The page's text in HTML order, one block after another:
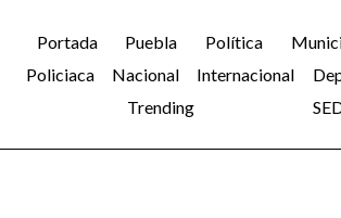
Portada Puebla Política
Policiaca
Nacional Internacional
Trending